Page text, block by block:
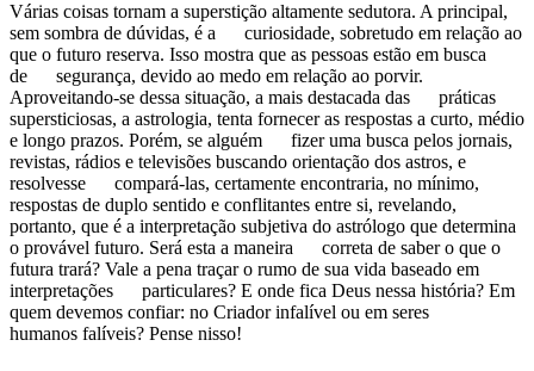
Várias coisas tornam a superstição altamente sedutora. A principal,
sem sombra de dúvidas, é a curiosidade, sobretudo em relação ao
que o futuro reserva. Isso mostra que as pessoas estão em busca
de segurança, devido ao medo em relação ao porvir.
Aproveitando-se dessa situação, a mais destacada das práticas
supersticiosas, a astrologia, tenta fornecer as respostas a curto, médio
e longo prazos. Porém, se alguém fizer uma busca pelos jornais,
revistas, rádios e televisões buscando orientação dos astros, e
resolvesse compará-las, certamente encontraria, no mínimo,
respostas de duplo sentido e conflitantes entre si, revelando,
portanto, que é a interpretação subjetiva do astrólogo que determina
o provável futuro. Será esta a maneira correta de saber o que o
futura trará? Vale a pena traçar o rumo de sua vida baseado em
interpretações particulares? E onde fica Deus nessa história? Em
quem devemos confiar: no Criador infalível ou em seres
humanos falíveis? Pense nisso!